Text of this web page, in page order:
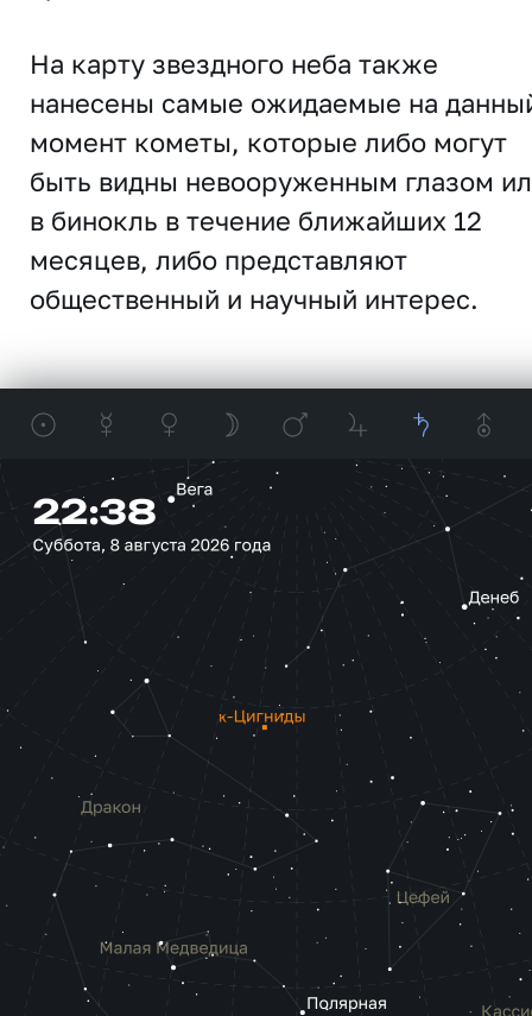
На карту звездного неба также
нанесены самые ожидаемые на
момент кометы, которые либо могут
быть видны невооруженным глазом
в бинокль в течение ближайших 12
месяцев, либо представляют
общественный и научный интерес.